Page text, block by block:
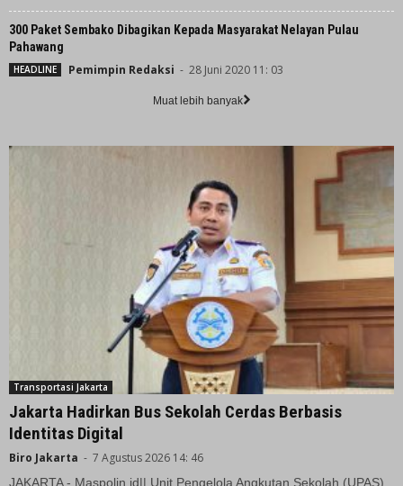
300 Paket Sembako Dibagikan Kepada Masyarakat Nelayan Pulau
Pahawang
HEADLINE Pemimpin Redaksi - 28 Juni 2020 11: 03
Muat lebih banyak
Transportasi Jakarta
Jakarta Hadirkan Bus Sekolah Cerdas Berbasis
Identitas Digital
Biro Jakarta - 7 Agustus 2026 14: 46
JAKARTA - Maspolin.id|| Unit Pengelola Angkutan Sekolah (UPAS)